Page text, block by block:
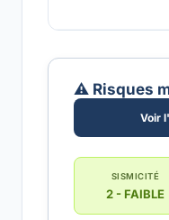
⚠️ Risques
Voir
SISMICITÉ
2 - FAIBLE